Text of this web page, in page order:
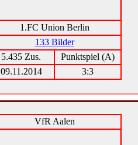
1.FC Union Berlin
133 Bilder
5.435 Zus.
Punktspiel (A)
09.11.2014
3:3
VfR Aalen